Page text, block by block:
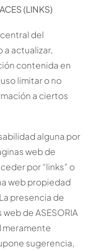
(LINKS)
central del
a actualizar,
contenida en
limitar o no
a ciertos
alguna por
web de
por “links” o
web propiedad
presencia de
de ASESORIA
meramente
sugerencia,